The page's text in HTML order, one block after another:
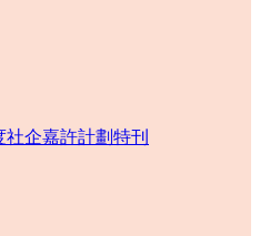
社企嘉許計劃特刊